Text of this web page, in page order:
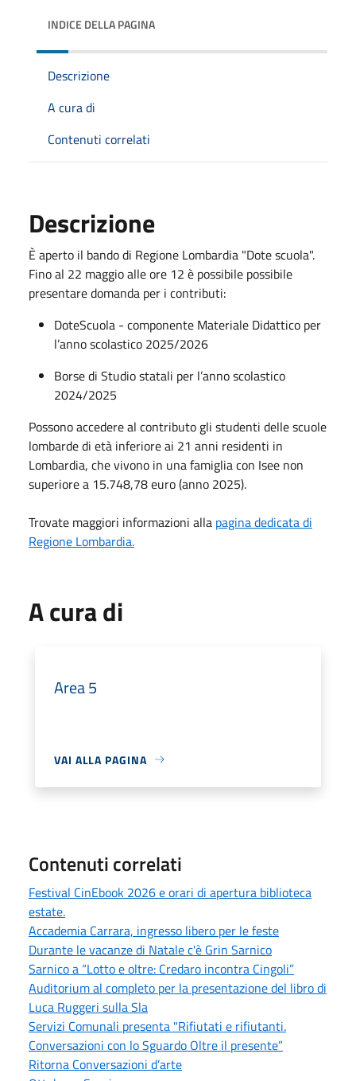
INDICE DELLA PAGINA
Descrizione
A cura di
Contenuti correlati
Descrizione
È aperto il bando di Regione Lombardia "Dote scuola".
Fino al 22 maggio alle ore 12 è possibile possibile
presentare domanda per i contributi:
DoteScuola - componente Materiale Didattico per
l’anno scolastico 2025/2026
Borse di Studio statali per l’anno scolastico
2024/2025
Possono accedere al contributo gli studenti delle scuole
lombarde di età inferiore ai 21 anni residenti in
Lombardia, che vivono in una famiglia con Isee non
superiore a 15.748,78 euro (anno 2025).
Trovate maggiori informazioni alla pagina dedicata di
Regione Lombardia.
A cura di
Area 5
VAI ALLA PAGINA
Contenuti correlati
Festival CinEbook 2026 e orari di apertura biblioteca
estate.
Accademia Carrara, ingresso libero per le feste
Durante le vacanze di Natale c'è Grin Sarnico
Sarnico a “Lotto e oltre: Credaro incontra Cingoli”
Auditorium al completo per la presentazione del libro di
Luca Ruggeri sulla Sla
Servizi Comunali presenta "Rifiutati e rifiutanti.
Conversazioni con lo Sguardo Oltre il presente”
Ritorna Conversazioni d’arte